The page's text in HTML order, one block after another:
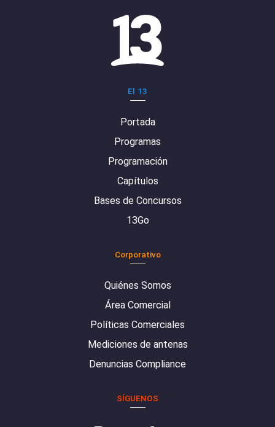
El 13
Portada
Programas
Programación
Capítulos
Bases de Concursos
13Go
Corporativo
Quiénes Somos
Área Comercial
Políticas Comerciales
Mediciones de antenas
Denuncias Compliance
SÍGUENOS